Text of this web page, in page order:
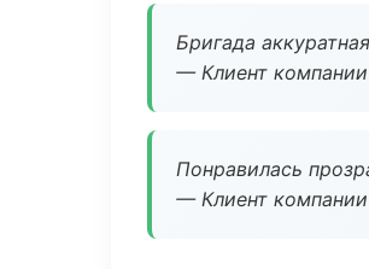
Бригада
— Клиент компании
Понравилась
— Клиент компании